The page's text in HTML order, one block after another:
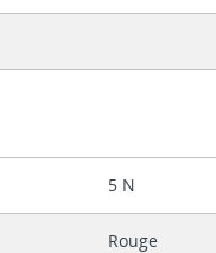
5 N
Rouge